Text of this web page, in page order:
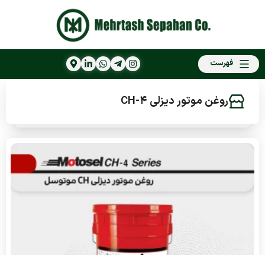
فهرست
روغن موتور دیزلی CH-4